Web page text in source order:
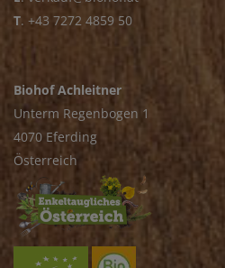
T. +43 7272 4859 50
Biohof Achleitner
Unterm Regenbogen 1
4070 Eferding
Österreich